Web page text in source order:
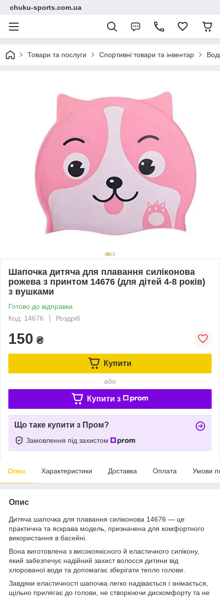
chuku-sports.com.ua
Товари та послуги Спортивні товари та інвентар
Шапочка дитяча для плавання силіконова
рожева з принтом 14676 (для дітей 4-8 років)
з вушками
Готово до відправки
Код: 14676
Роздріб
150 ₴
Купити
або
Купити з
Що таке купити з Пром?
Замовлення під захистом
Опис Характеристики Доставка Оплата Умови
Опис
Дитяча шапочка для плавання силіконова 14676 — це
практична та яскрава модель, призначена для комфортного
використання в басейні.
Вона виготовлена з високоякісного й еластичного силікону,
який забезпечує надійний захист волосся дитини від
хлорованої води та допомагає зберігати тепло голови.
Завдяки еластичності шапочка легко надівається і знімається,
щільно прилягає до голови, не створюючи дискомфорту та не